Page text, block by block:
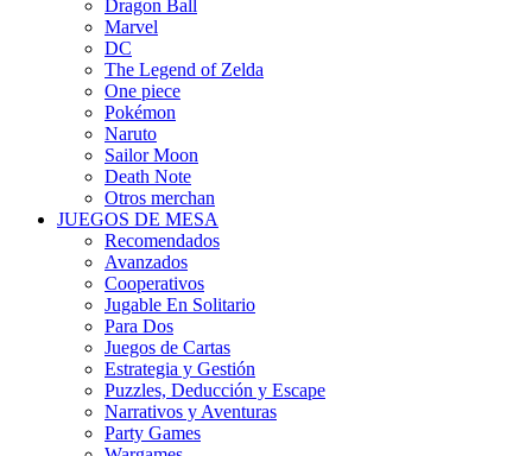
Dragon Ball
Marvel
DC
The Legend of Zelda
One piece
Pokémon
Naruto
Sailor Moon
Death Note
Otros merchan
JUEGOS DE MESA
Recomendados
Avanzados
Cooperativos
Jugable En Solitario
Para Dos
Juegos de Cartas
Estrategia y Gestión
Puzzles, Deducción y Escape
Narrativos y Aventuras
Party Games